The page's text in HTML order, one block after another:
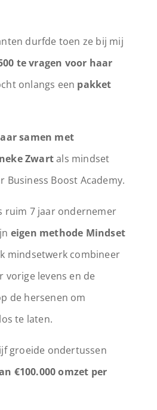
durfde toen ze bij mij
te vragen voor haar
onlangs een pakket
samen met
Zwartals mindset
Business Boost Academy.
ruim 7 jaar ondernemer
eigen methode Mindset
mindsetwerk combineer
vorige levens en de
de hersenen om
te laten.
groeide ondertussen
€100.000 omzet per